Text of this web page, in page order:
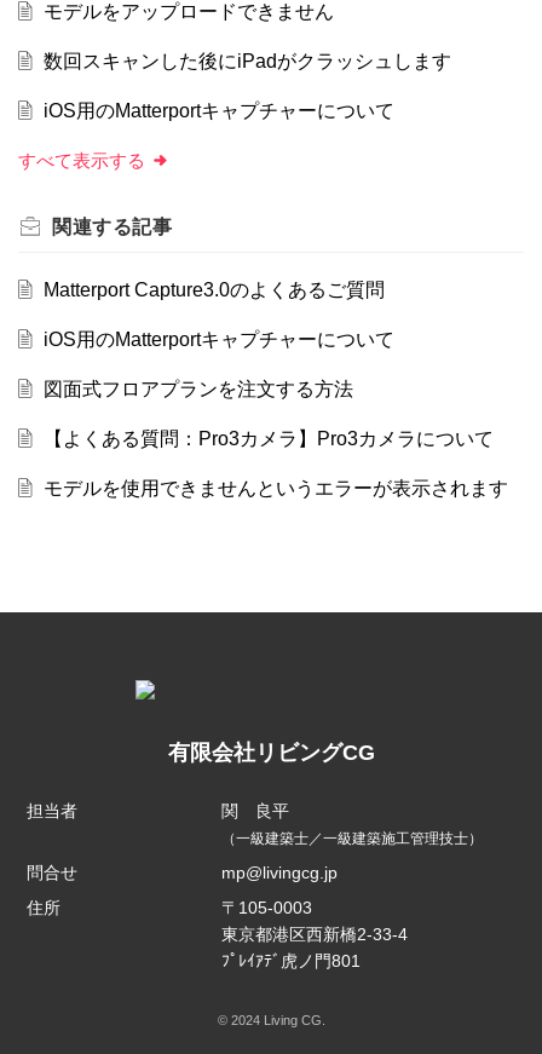
モデルをアップロードできません
数回スキャンした後にiPadがクラッシュします
iOS用のMatterportキャプチャーについて
すべて表示する
関連する記事
Matterport Capture3.0のよくあるご質問
iOS用のMatterportキャプチャーについて
図面式フロアプランを注文する方法
【よくある質問：Pro3カメラ】Pro3カメラについて
モデルを使用できませんというエラーが表示されます
有限会社リビングCG
担当者 関 良平
（一級建築士／一級建築施工管理技士）
問合せ
mp@livingcg.jp
住所
〒105-0003
東京都港区西新橋2-33-4
ﾌﾟﾚｲｱﾃﾞ虎ノ門801
© 2024 Living CG.